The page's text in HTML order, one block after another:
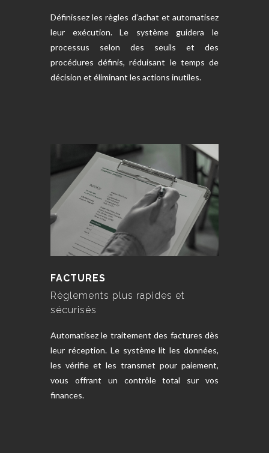
Définissez les règles d’achat et automatisez
leur exécution. Le système guidera le
processus selon des seuils et des
procédures définis, réduisant le temps de
décision et éliminant les actions inutiles.
FACTURES
Règlements plus rapides et
sécurisés
Automatisez le traitement des factures dès
leur réception. Le système lit les données,
les vérifie et les transmet pour paiement,
vous offrant un contrôle total sur vos
finances.